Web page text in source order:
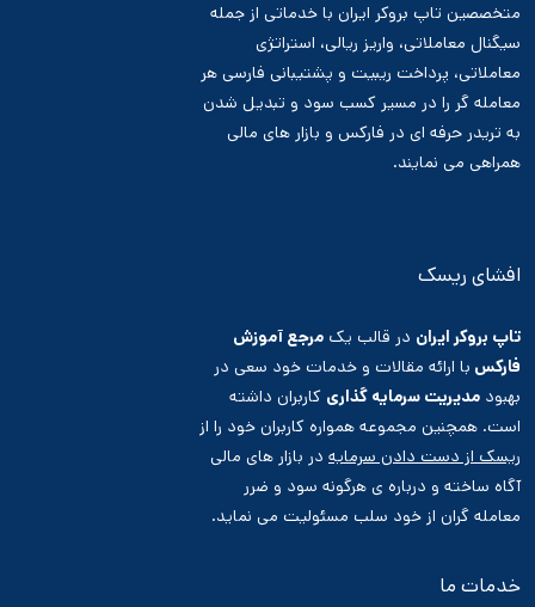
متخصصین تاپ بروکر ایران با خدماتی از جمله
سیگنال معاملاتی، واریز ریالی، استراتژی
معاملاتی، پرداخت ریبیت و پشتیبانی فارسی هر
معامله گر را در مسیر کسب سود و تبدیل شدن
به تریدر حرفه ای در فارکس و بازار های مالی
همراهی می نمایند.
افشای ریسک
تاپ بروکر ایران در قالب یک مرجع آموزش
فارکس با ارائه مقالات و خدمات خود سعی در
بهبود مدیریت سرمایه گذاری کاربران داشته
است. همچنین مجموعه همواره کاربران خود را از
ریسک از دست دادن سرمایه در بازار های مالی
آگاه ساخته و درباره ی هرگونه سود و ضرر
معامله گران از خود سلب مسئولیت می نماید.
خدمات ما